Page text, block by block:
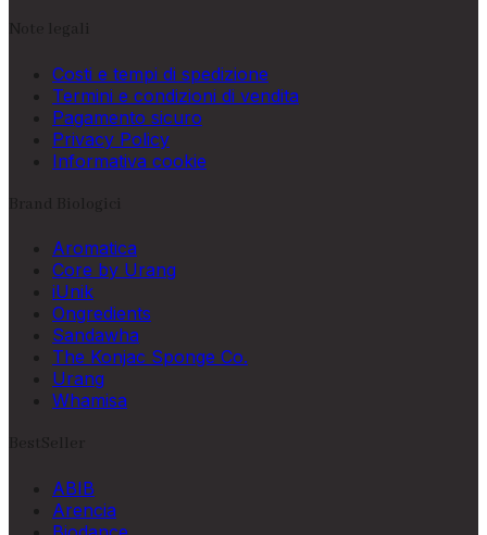
Note legali
Costi e tempi di spedizione
Termini e condizioni di vendita
Pagamento sicuro
Privacy Policy
Informativa cookie
Brand Biologici
Aromatica
Core by Urang
iUnik
Ongredients
Sandawha
The Konjac Sponge Co.
Urang
Whamisa
BestSeller
ABIB
Arencia